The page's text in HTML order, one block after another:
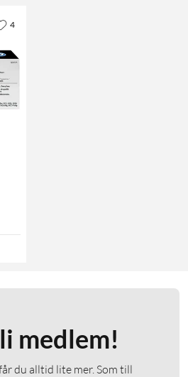
4
medlem!
du alltid lite mer. Som till